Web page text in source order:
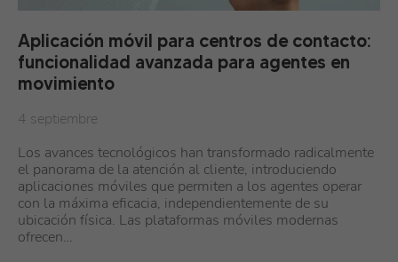
Aplicación móvil para centros de contacto:
funcionalidad avanzada para agentes en
movimiento
4 septiembre
Los avances tecnológicos han transformado radicalmente
el panorama de la atención al cliente, introduciendo
aplicaciones móviles que permiten a los agentes operar
con la máxima eficacia, independientemente de su
ubicación física. Las plataformas móviles modernas
ofrecen…